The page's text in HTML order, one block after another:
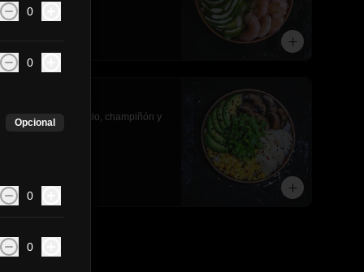
Palmito, palta, choclo, champiñón y
lechuga.
$6.790
0
0
Opcional
0
0